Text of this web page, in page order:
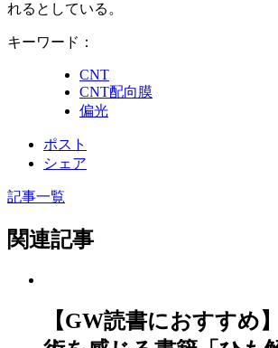
れるとしている。
キーワード：
CNT
CNT配向膜
偏光
ポスト
シェア
記事一覧
関連記事
【GW読書におすすめ